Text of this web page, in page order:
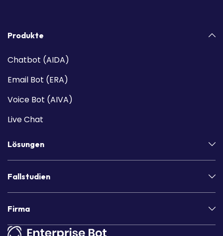
Produkte
Chatbot (AIDA)
Email Bot (ERA)
Voice Bot (AIVA)
Live Chat
Lösungen
Fallstudien
Firma